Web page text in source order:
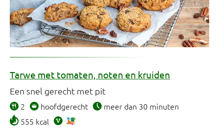
Tarwe met tomaten, noten en kruiden
Een snel gerecht met pit
2 hoofdgerecht
meer dan 30 minuten
555 kcal